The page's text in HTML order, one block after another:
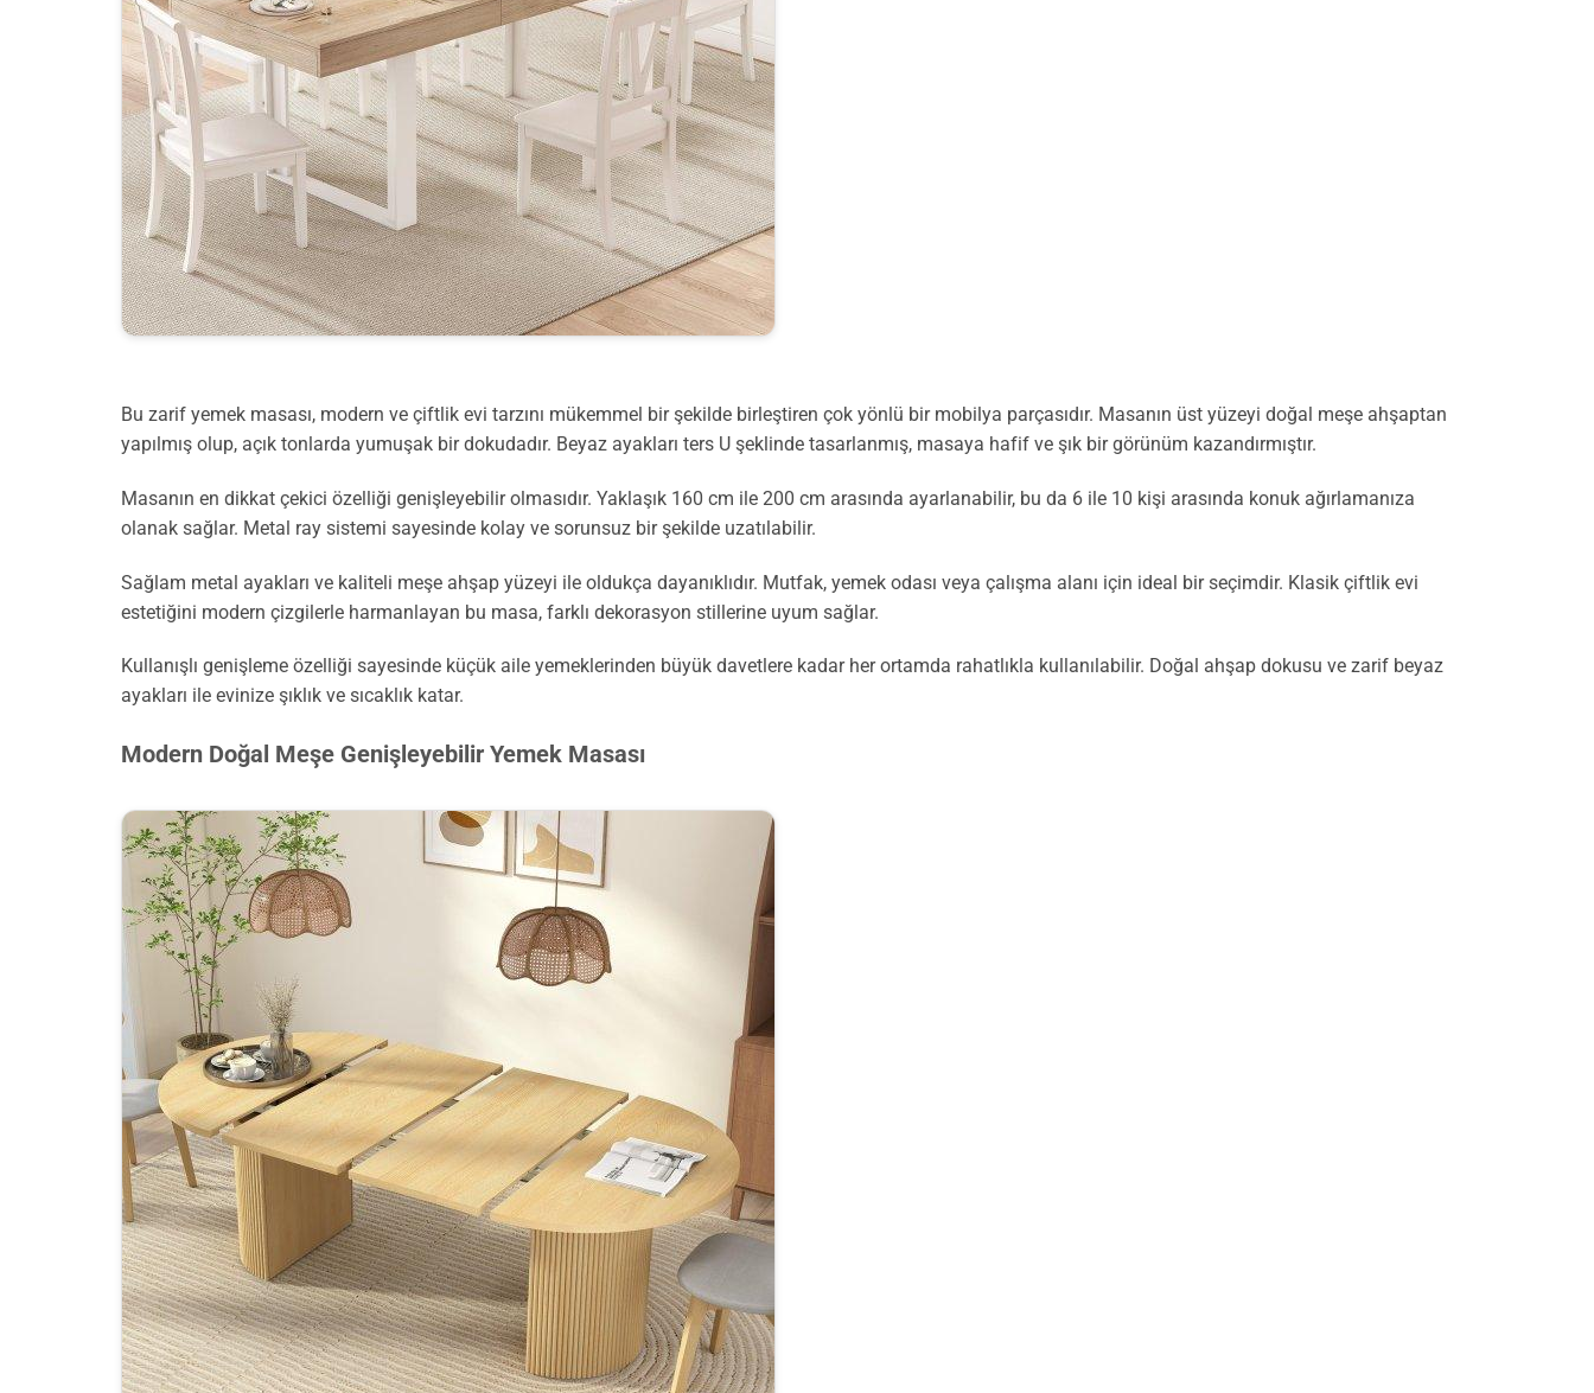
Bu zarif yemek masası, modern ve çiftlik evi tarzını mükemmel bir şekilde birleştiren çok yönlü bir mobilya parçasıdır. Masanın üst yüzeyi doğal meşe ahşaptan
yapılmış olup, açık tonlarda yumuşak bir dokudadır. Beyaz ayakları ters U şeklinde tasarlanmış, masaya hafif ve şık bir görünüm kazandırmıştır.
Masanın en dikkat çekici özelliği genişleyebilir olmasıdır. Yaklaşık 160 cm ile 200 cm arasında ayarlanabilir, bu da 6 ile 10 kişi arasında konuk ağırlamanıza
olanak sağlar. Metal ray sistemi sayesinde kolay ve sorunsuz bir şekilde uzatılabilir.
Sağlam metal ayakları ve kaliteli meşe ahşap yüzeyi ile oldukça dayanıklıdır. Mutfak, yemek odası veya çalışma alanı için ideal bir seçimdir. Klasik çiftlik evi
estetiğini modern çizgilerle harmanlayan bu masa, farklı dekorasyon stillerine uyum sağlar.
Kullanışlı genişleme özelliği sayesinde küçük aile yemeklerinden büyük davetlere kadar her ortamda rahatlıkla kullanılabilir. Doğal ahşap dokusu ve zarif beyaz
ayakları ile evinize şıklık ve sıcaklık katar.
Modern Doğal Meşe Genişleyebilir Yemek Masası